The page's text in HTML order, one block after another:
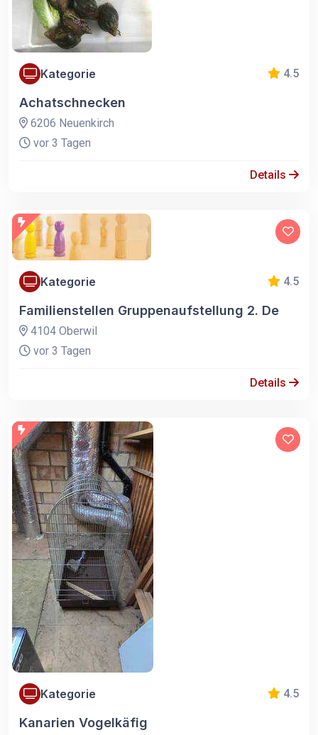
Kategorie 4.5
Achatschnecken
6206 Neuenkirch
vor 3 Tagen
Details
Kategorie 4.5
Familienstellen Gruppenaufstellung 2. De
4104 Oberwil
vor 3 Tagen
Details
Kategorie 4.5
Kanarien Vogelkäfig